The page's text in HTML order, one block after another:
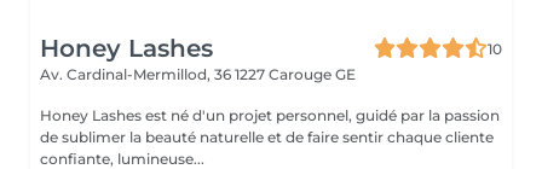
Honey Lashes
10
Av. Cardinal-Mermillod, 36 1227 Carouge GE
Honey Lashes est né d'un projet personnel, guidé par la passion
de sublimer la beauté naturelle et de faire sentir chaque cliente
confiante, lumineuse...